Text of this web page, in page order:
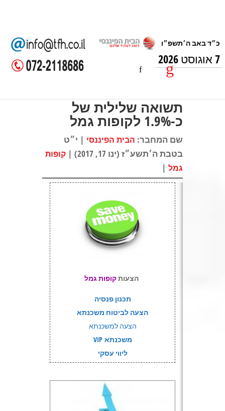
7 אוגוסט 2026
תשואה שלילית של
כ-1.9% לקופות גמל
שם המחבר: הבית הפיננסי | י״ט
בטבת ה׳תשע״ז (ינו 17, 2017) |
קופות
גמל |
הצעותקופות גמל
תכנון פנסיה
הצעה לביטוח משכנתא
הצעה למשכנתא
משכנתא VIP
ליווי עסקי